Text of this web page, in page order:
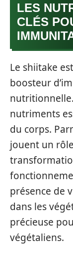
LES
CLÉS
Le shiitake
boosteur
nutriments
du corps.
jouent un
présence de
dans les
précieuse
végétaliens.